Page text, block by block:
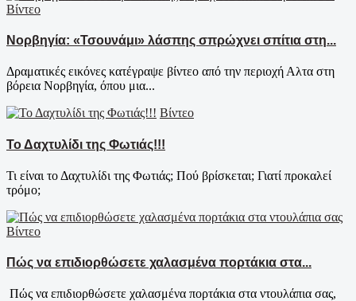
Βίντεο
Νορβηγία: «Τσουνάμι» λάσπης σπρώχνει σπίτια στη...
Δραματικές εικόνες κατέγραψε βίντεο από την περιοχή Αλτα στη
βόρεια Νορβηγία, όπου μια...
Βίντεο
Το Δαχτυλίδι της Φωτιάς!!!
Τι είναι το Δαχτυλίδι της Φωτιάς; Πού βρίσκεται; Γιατί προκαλεί
τρόμο;
Βίντεο
Πώς να επιδιορθώσετε χαλασμένα πορτάκια στα...
Πώς να επιδιορθώσετε χαλασμένα πορτάκια στα ντουλάπια σας,